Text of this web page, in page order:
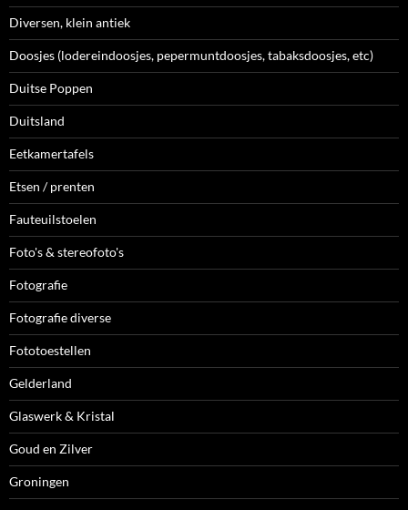
Diversen, klein antiek
Doosjes (lodereindoosjes, pepermuntdoosjes, tabaksdoosjes, etc)
Duitse Poppen
Duitsland
Eetkamertafels
Etsen / prenten
Fauteuilstoelen
Foto's & stereofoto's
Fotografie
Fotografie diverse
Fototoestellen
Gelderland
Glaswerk & Kristal
Goud en Zilver
Groningen